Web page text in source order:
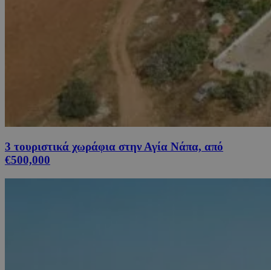
3 τουριστικά χωράφια στην Αγία Νάπα, από
€500,000